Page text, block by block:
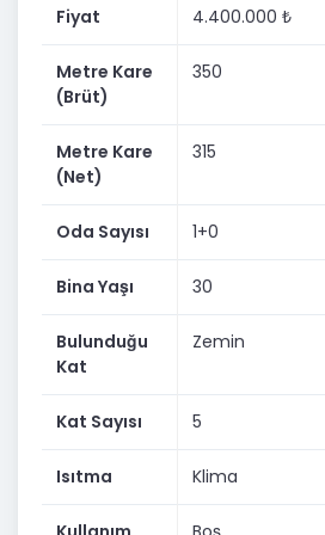
SALONU,MOBİLYA MAĞAZASI GİBİ
DEĞERLENDİRİLEBİLİR.
DETAYLI BİLGİ VE SUNUM İÇİN
GEÇEBİLİRSİNİZ.
COLDWELL BANKER KİNG
ZÜHTÜ KUYUMCUOĞLU
BU PORTFÖYÜN SUNUM VE
TEK YETKİLİDİR.
Fiyat 4.400.000 ₺
Metre Kare
(Brüt)
350
Metre Kare
(Net)
315
Oda Sayısı 1+0
Bina Yaşı 30
Bulunduğu
Kat
Zemin
Kat Sayısı 5
Isıtma Klima